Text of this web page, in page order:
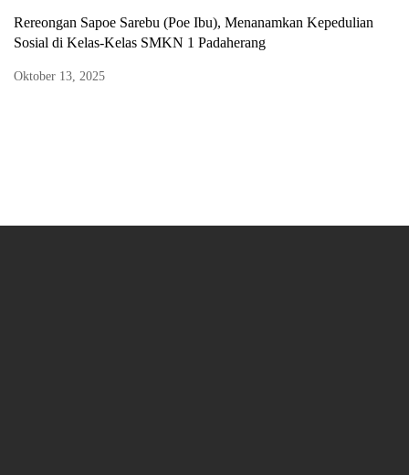
Rereongan Sapoe Sarebu (Poe Ibu), Menanamkan Kepedulian
Sosial di Kelas-Kelas SMKN 1 Padaherang
Oktober 13, 2025